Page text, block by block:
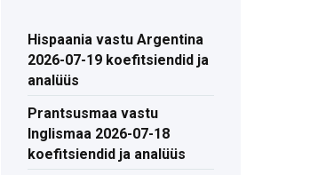
Hispaania vastu Argentina
2026-07-19 koefitsiendid ja
analüüs
Prantsusmaa vastu
Inglismaa 2026-07-18
koefitsiendid ja analüüs